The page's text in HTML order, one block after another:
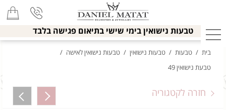
טבעות נישואין בימי שישי בתיאום פגישה בלבד
בית / טבעות / טבעות נישואין / טבעות נישואין לאישה /
טבעת נישואין 49
חזרה לקטגוריה